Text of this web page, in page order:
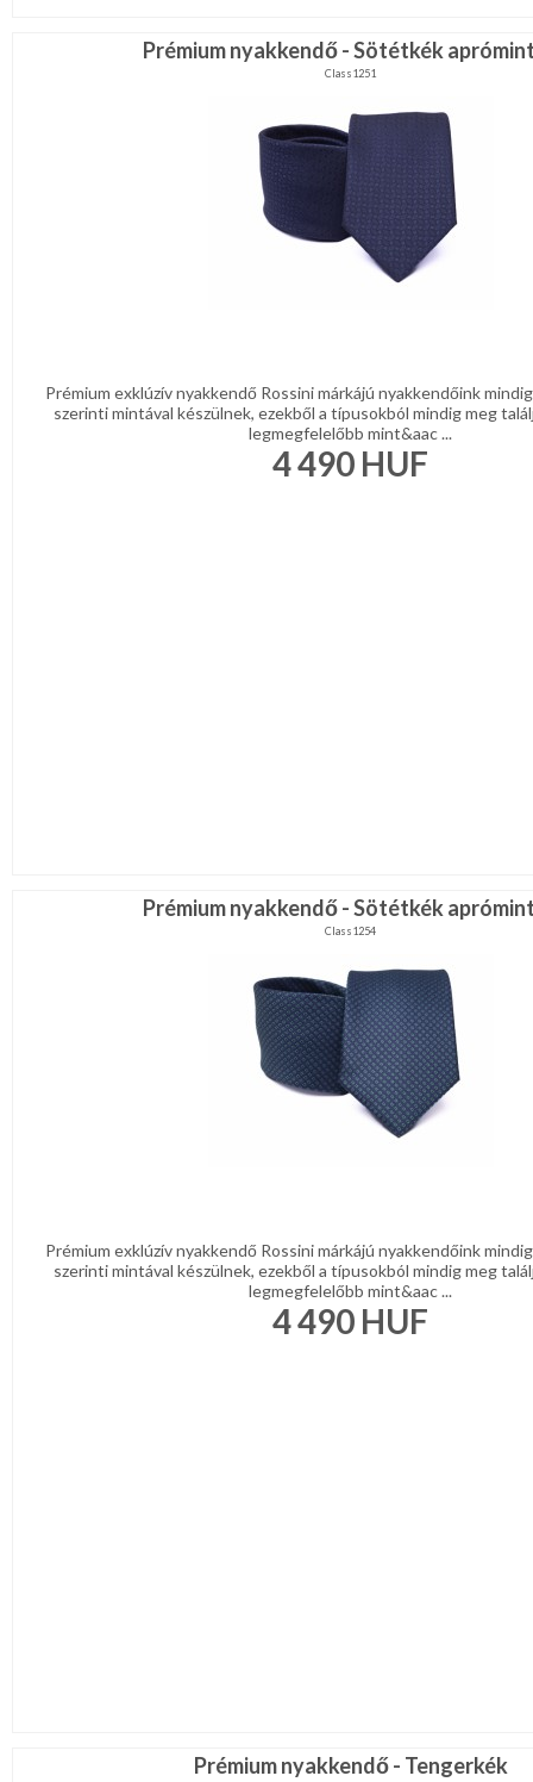
Prémium nyakkendő - Sötétkék
Class1251
Prémium exklúzív nyakkendő Rossini márkájú nyakkendőink
szerinti mintával készülnek, ezekből a típusokból mindig meg
legmegfelelőbb mint&aac ...
4 490 HUF
Prémium nyakkendő - Sötétkék
Class1254
Prémium exklúzív nyakkendő Rossini márkájú nyakkendőink
szerinti mintával készülnek, ezekből a típusokból mindig meg
legmegfelelőbb mint&aac ...
4 490 HUF
Prémium nyakkendő - Tengerkék